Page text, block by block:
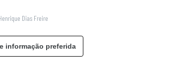
Dias Freire
informação preferida